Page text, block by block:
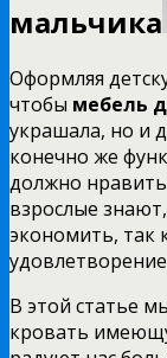
мальчика
Оформляя
чтобы мебель
украшала, но и
конечно же
должно
взрослые
экономить, так
В этой статье
кровать